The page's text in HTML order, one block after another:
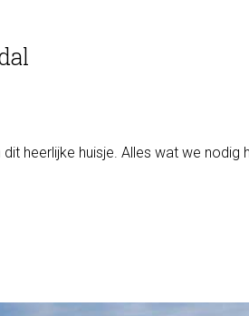
heerlijke huisje. Alles wat we nodig